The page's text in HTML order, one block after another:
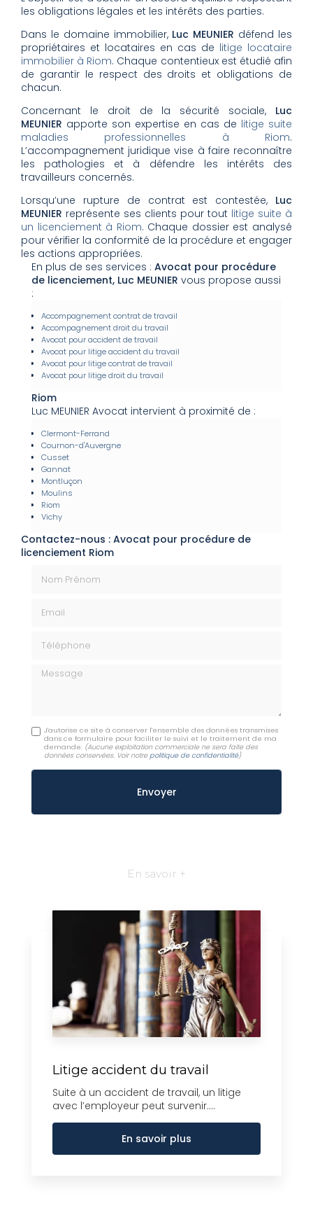
les obligations légales et les intérêts des parties.
Dans le domaine immobilier, Luc MEUNIER défend les
propriétaires et locataires en cas de litige locataire
immobilier à Riom. Chaque contentieux est étudié afin
de garantir le respect des droits et obligations de
chacun.
Concernant le droit de la sécurité sociale, Luc
MEUNIER apporte son expertise en cas de litige suite
maladies professionnelles à Riom.
L’accompagnement juridique vise à faire reconnaître
les pathologies et à défendre les intérêts des
travailleurs concernés.
Lorsqu’une rupture de contrat est contestée, Luc
MEUNIER représente ses clients pour tout litige suite à
un licenciement à Riom. Chaque dossier est analysé
pour vérifier la conformité de la procédure et engager
les actions appropriées.
En plus de ses services : Avocat pour procédure
de licenciement, Luc MEUNIER vous propose aussi
:
Accompagnement contrat de travail
Accompagnement droit du travail
Avocat pour accident de travail
Avocat pour litige accident du travail
Avocat pour litige contrat de travail
Avocat pour litige droit du travail
Riom
Luc MEUNIER Avocat intervient à proximité de :
Clermont-Ferrand
Cournon-d'Auvergne
Cusset
Gannat
Montluçon
Moulins
Riom
Vichy
Contactez-nous : Avocat pour procédure de
licenciement Riom
Message
J'autorise ce site à conserver l'ensemble des données transmises
dans ce formulaire pour faciliter le suivi et le traitement de ma
demande. (Aucune exploitation commerciale ne sera faite des
données conservées. Voir notre politique de confidentialité)
En savoir +
Litige accident du travail
Suite à un accident de travail, un litige
avec l’employeur peut survenir....
En savoir plus